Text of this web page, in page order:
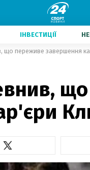
ІНВЕСТИЦІЇ
що переживе завершення